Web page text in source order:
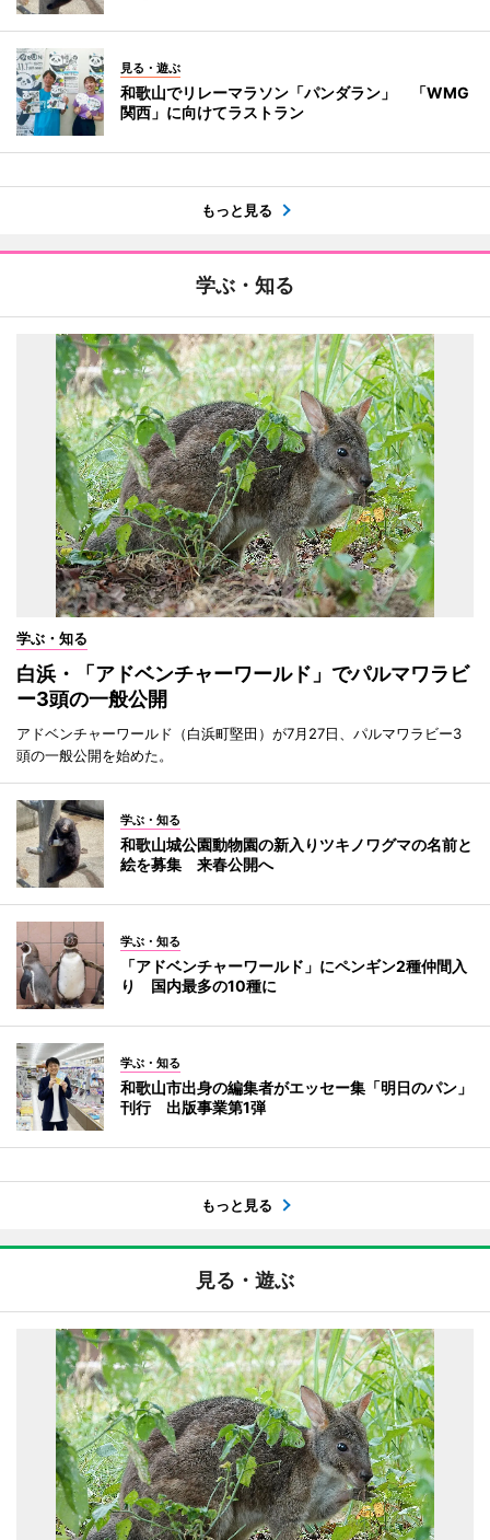
見る・遊ぶ
和歌山でリレーマラソン「パンダラン」 「WMG
関西」に向けてラストラン
もっと見る
学ぶ・知る
学ぶ・知る
白浜・「アドベンチャーワールド」でパルマワラビ
ー3頭の一般公開
アドベンチャーワールド（白浜町堅田）が7月27日、パルマワラビー3
頭の一般公開を始めた。
学ぶ・知る
和歌山城公園動物園の新入りツキノワグマの名前と
絵を募集 来春公開へ
学ぶ・知る
「アドベンチャーワールド」にペンギン2種仲間入
り 国内最多の10種に
学ぶ・知る
和歌山市出身の編集者がエッセー集「明日のパン」
刊行 出版事業第1弾
もっと見る
見る・遊ぶ